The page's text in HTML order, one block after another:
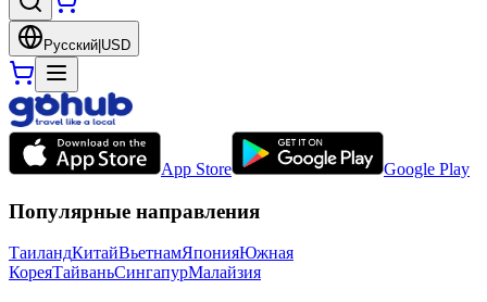
Русский USD
App Store Google Play
Популярные направления
ТаиландКитайВьетнамЯпонияЮжная
КореяТайваньСингапурМалайзия